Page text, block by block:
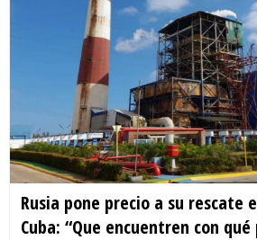
Rusia pone precio a su rescate
Cuba: “Que encuentren con